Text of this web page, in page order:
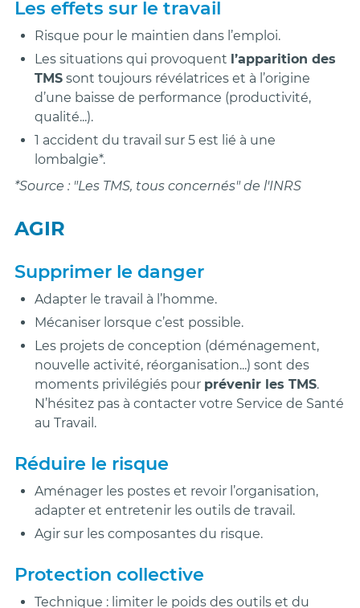
Les effets sur le travail
Risque pour le maintien dans l’emploi.
Les situations qui provoquent l’apparition des
TMSsont toujours révélatrices et à l’origine
d’une baisse de performance (productivité,
qualité...).
1 accident du travail sur 5 est lié à une
lombalgie*.
*Source : "Les TMS, tous concernés" de l'INRS
AGIR
Supprimer le danger
Adapter le travail à l’homme.
Mécaniser lorsque c’est possible.
Les projets de conception (déménagement,
nouvelle activité, réorganisation...) sont des
moments privilégiés pour prévenir les TMS.
N’hésitez pas à contacter votre Service de Santé
au Travail.
Réduire le risque
Aménager les postes et revoir l’organisation,
adapter et entretenir les outils de travail.
Agir sur les composantes du risque.
Protection collective
Technique : limiter le poids des outils et du